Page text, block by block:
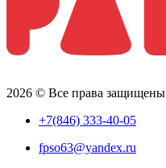
2026 © Все права защищены
+7(846) 333-40-05
fpso63@yandex.ru